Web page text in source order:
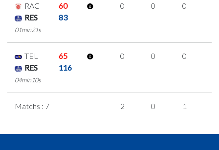
RAC
60
RES
83
01min21s
0 0 0
TEL
65
RES
116
04min10s
0 0 0
Matchs : 7 2 0 1